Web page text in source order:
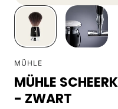
MÜHLE
MÜHLE
- ZWART